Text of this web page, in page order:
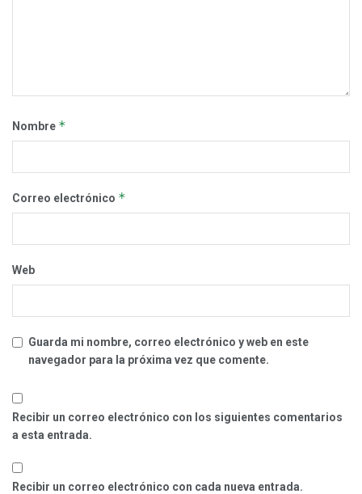
Nombre *
Correo electrónico *
Web
Guarda mi nombre, correo electrónico y web en este
navegador para la próxima vez que comente.
Recibir un correo electrónico con los siguientes comentarios
a esta entrada.
Recibir un correo electrónico con cada nueva entrada.